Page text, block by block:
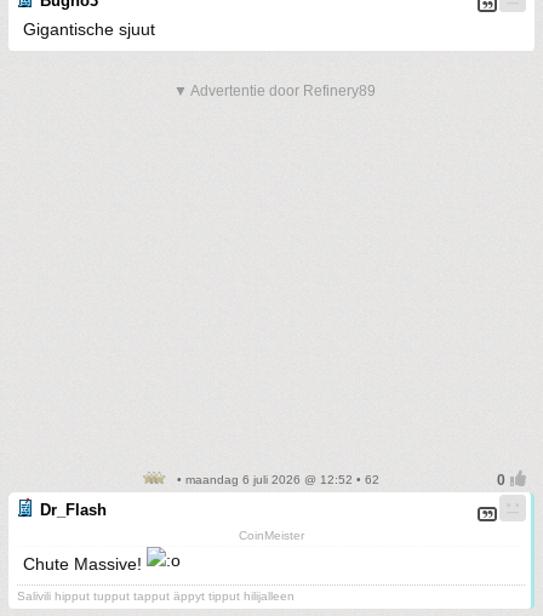
Gigantische sjuut
▼ Advertentie door Refinery89
• maandag 6 juli 2026 @ 12:52 • 62
Dr_Flash
CoinMeister
Chute Massive!
Salivili hipput tupput tapput äppyt tipput hilijalleen